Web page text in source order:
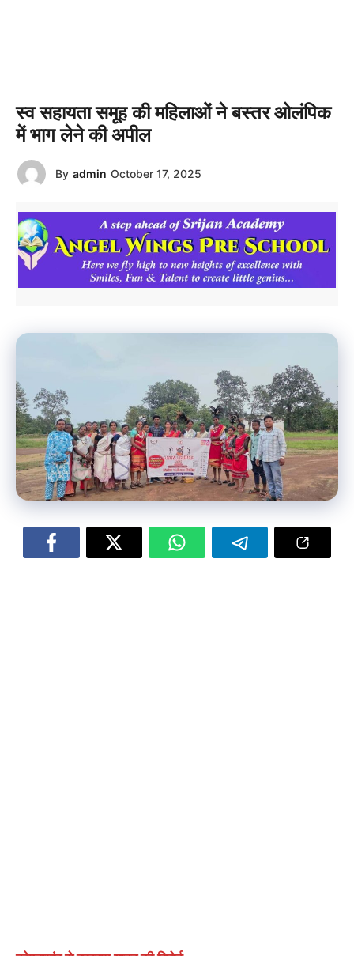
स्व सहायता समूह की महिलाओं ने बस्तर ओलंपिक
में भाग लेने की अपील
By admin October 17, 2025